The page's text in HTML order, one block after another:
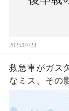
2025/07/23
救急車がガス
なミス、その